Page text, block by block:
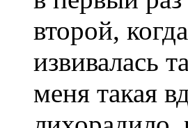
второй,
извивалась
меня такая